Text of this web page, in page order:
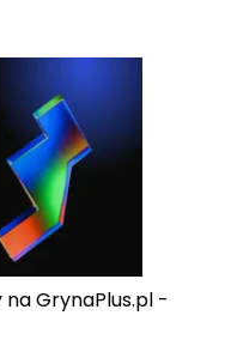
GrynaPlus.pl -